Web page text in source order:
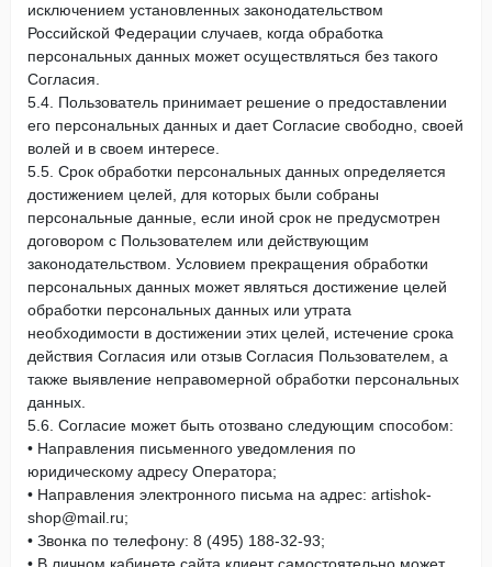
исключением установленных законодательством
Российской Федерации случаев, когда обработка
персональных данных может осуществляться без такого
Согласия.
5.4. Пользователь принимает решение о предоставлении
его персональных данных и дает Согласие свободно, своей
волей и в своем интересе.
5.5. Срок обработки персональных данных определяется
достижением целей, для которых были собраны
персональные данные, если иной срок не предусмотрен
договором с Пользователем или действующим
законодательством. Условием прекращения обработки
персональных данных может являться достижение целей
обработки персональных данных или утрата
необходимости в достижении этих целей, истечение срока
действия Согласия или отзыв Согласия Пользователем, а
также выявление неправомерной обработки персональных
данных.
5.6. Согласие может быть отозвано следующим способом:
• Направления письменного уведомления по
юридическому адресу Оператора;
• Направления электронного письма на адрес: artishok-
shop@mail.ru;
• Звонка по телефону: 8 (495) 188-32-93;